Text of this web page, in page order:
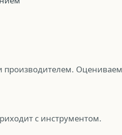
Оцениваем
с инструментом.